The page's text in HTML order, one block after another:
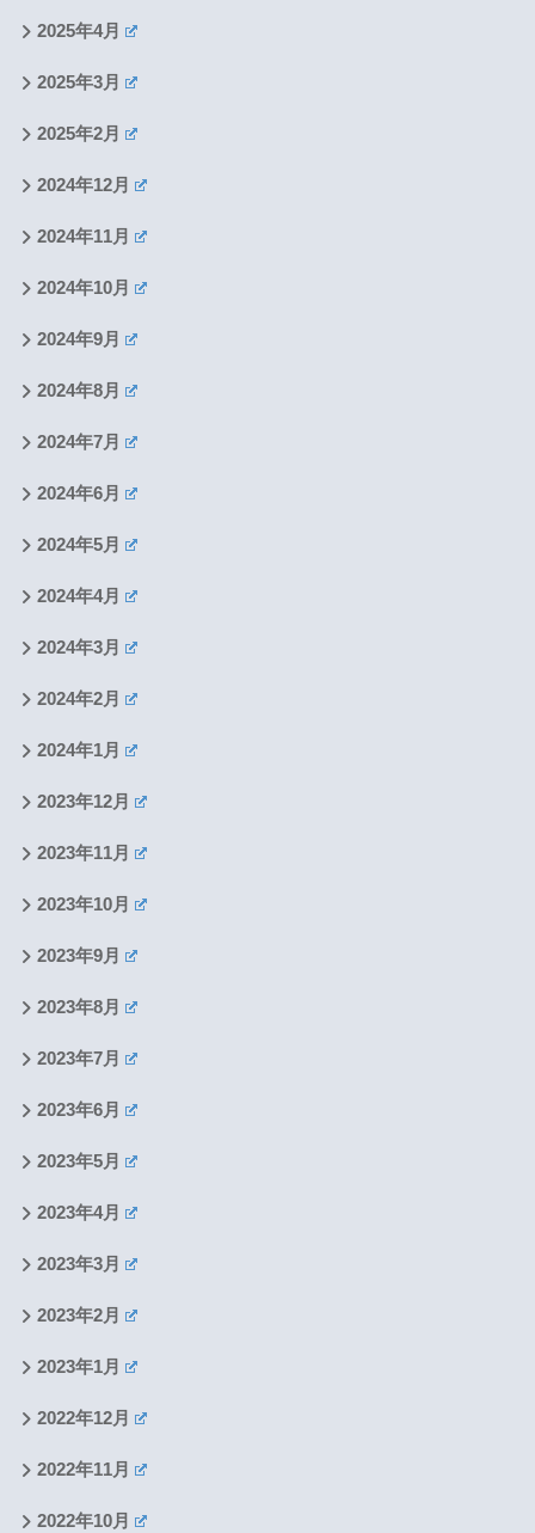
2025年4月
2025年3月
2025年2月
2024年12月
2024年11月
2024年10月
2024年9月
2024年8月
2024年7月
2024年6月
2024年5月
2024年4月
2024年3月
2024年2月
2024年1月
2023年12月
2023年11月
2023年10月
2023年9月
2023年8月
2023年7月
2023年6月
2023年5月
2023年4月
2023年3月
2023年2月
2023年1月
2022年12月
2022年11月
2022年10月